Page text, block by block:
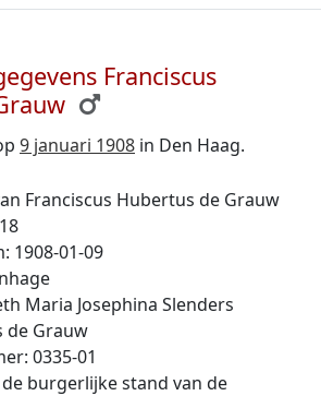
Franciscus
9 januari 1908 in Den Haag.
Franciscus Hubertus de Grauw
1908-01-09
Maria Josephina Slenders
de Grauw
0335-01
burgerlijke stand van de